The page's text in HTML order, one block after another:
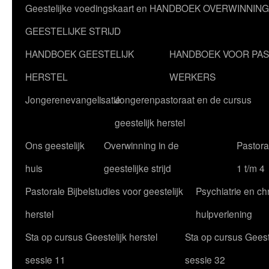
Geestelijke voedingskaart en HANDBOEK
GEESTELIJKE STRIJD
HANDBOEK GEESTELIJK
HERSTEL
HANDBOEK VOOR
WERKERS
JongerenevangelisatieJongerenpastoraat en de cursus
geestelijk herstel
Ons geestelijk
huis
Overwinning in de
geestelijke strijd
1 t/m 4
Pastorale Bijbelstudies voor geestelijk
herstel
Psychiatrie en
hulpverlening
Sta op cursus Geestelijk herstel
sessie 11
Sta op cursus
sessie 32